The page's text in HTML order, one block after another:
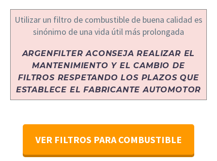
Utilizar un filtro de combustible de buena calidad es
sinónimo de una vida útil más prolongada
ARGENFILTER ACONSEJA REALIZAR EL
MANTENIMIENTO Y EL CAMBIO DE
FILTROS RESPETANDO LOS PLAZOS QUE
ESTABLECE EL FABRICANTE AUTOMOTOR
VER FILTROS PARA COMBUSTIBLE